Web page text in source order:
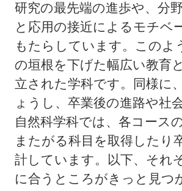
研究の最先端の進歩や、分
と応用の接近によるモチベ
もたらしています。このよ
の垣根を下げた幅広い教育
立された学科です。同様に
ょうし、卒業後の進路や社
自然科学科では、各コース
またがる科目を取得したり
計しています。以下、それ
に合うところがきっと見つ